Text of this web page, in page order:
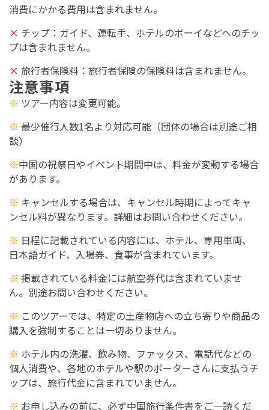
消費にかかる費用は含まれません。
× チップ：ガイド、運転手、ホテルのボーイなどへのチッ
プは含まれません。
× 旅行者保険料：旅行者保険の保険料は含まれません。
注意事項
※ ツアー内容は変更可能。
※ 最少催行人数1名より対応可能（団体の場合は別途ご相
談）
※中国の祝祭日やイベント期間中は、料金が変動する場合
があります。
※ キャンセルする場合は、キャンセル時期によってキャ
ンセル料が異なります。詳細はお問い合わせください。
※ 日程に記載されている内容には、ホテル、専用車両、
日本語ガイド、入場券、食事が含まれています。
※ 掲載されている料金には航空券代は含まれていませ
ん。別途お問い合わせください。
※ このツアーでは、特定の土産物店への立ち寄りや商品の
購入を強制することは一切ありません。
※ ホテル内の洗濯、飲み物、ファックス、電話代などの
個人消費や、各地のホテルや駅のポーターさんに支払うチ
ップは、旅行代金に含まれていません。
※ お申し込みの前に、必ず中国旅行条件書をご一読くだ